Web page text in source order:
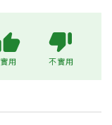
實用 不實用